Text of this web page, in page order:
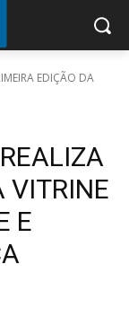
EDIÇÃO DA
VITRINE
E